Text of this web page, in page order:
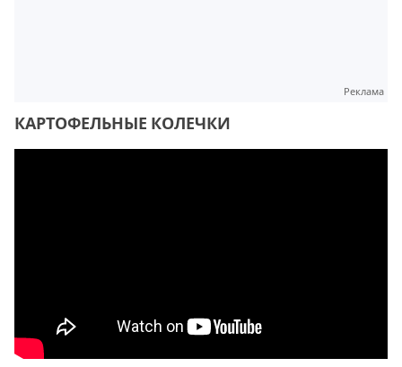
Реклама
КАРТОФЕЛЬНЫЕ КОЛЕЧКИ